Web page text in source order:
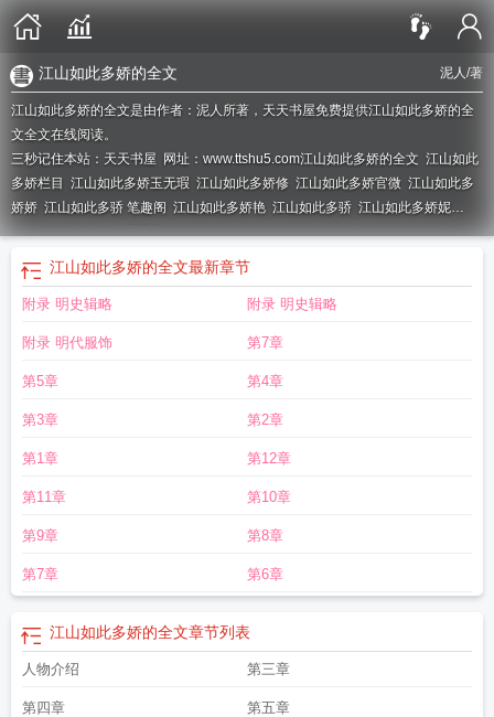
泥人/著
江山如此多娇的全文
江山如此多娇的全文是由作者：泥人所著，天天书屋免费提供江山如此多娇的全
文全文在线阅读。
三秒记住本站：天天书屋 网址：www.ttshu5.com江山如此多娇的全文 江山如此
多娇栏目 江山如此多娇玉无瑕 江山如此多娇修 江山如此多娇官微 江山如此多
娇娇 江山如此多骄 笔趣阁 江山如此多娇艳 江山如此多骄 江山如此多娇妮
人江山如此多娇辣手翠花江山如此 多娇江山如此多娇的简介江山如此多娇
tvb江山如此多娇 江山如此多娇全篇
山如此多娇的介绍
江山如此多娇的全文最新章节
附录 明史辑略 附录 明史辑略
附录 明代服饰 第7章
第5章 第4章
第3章 第2章
第1章 第12章
第11章 第10章
第9章 第8章
第7章 第6章
江山如此多娇的全文章节列表
人物介绍 第三章
第四章 第五章